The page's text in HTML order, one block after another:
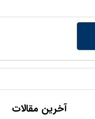
آخرین مقالات